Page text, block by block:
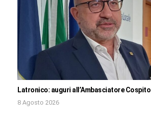
Latronico: auguri all’Ambasciatore Cospito
8 Agosto 2026